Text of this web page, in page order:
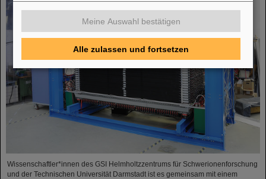
Wissenschaftler*innen des GSI Helmholtzzentrums für Schwerionenforschung
und der Technischen Universität Darmstadt ist es gemeinsam mit einem
Meine Auswahl bestätigen
Alle zulassen und fortsetzen